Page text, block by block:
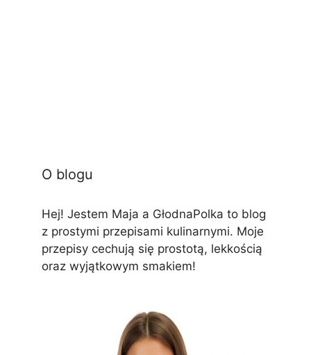
O blogu
Hej! Jestem Maja a GłodnaPolka to blog
z prostymi przepisami kulinarnymi. Moje
przepisy cechują się prostotą, lekkością
oraz wyjątkowym smakiem!